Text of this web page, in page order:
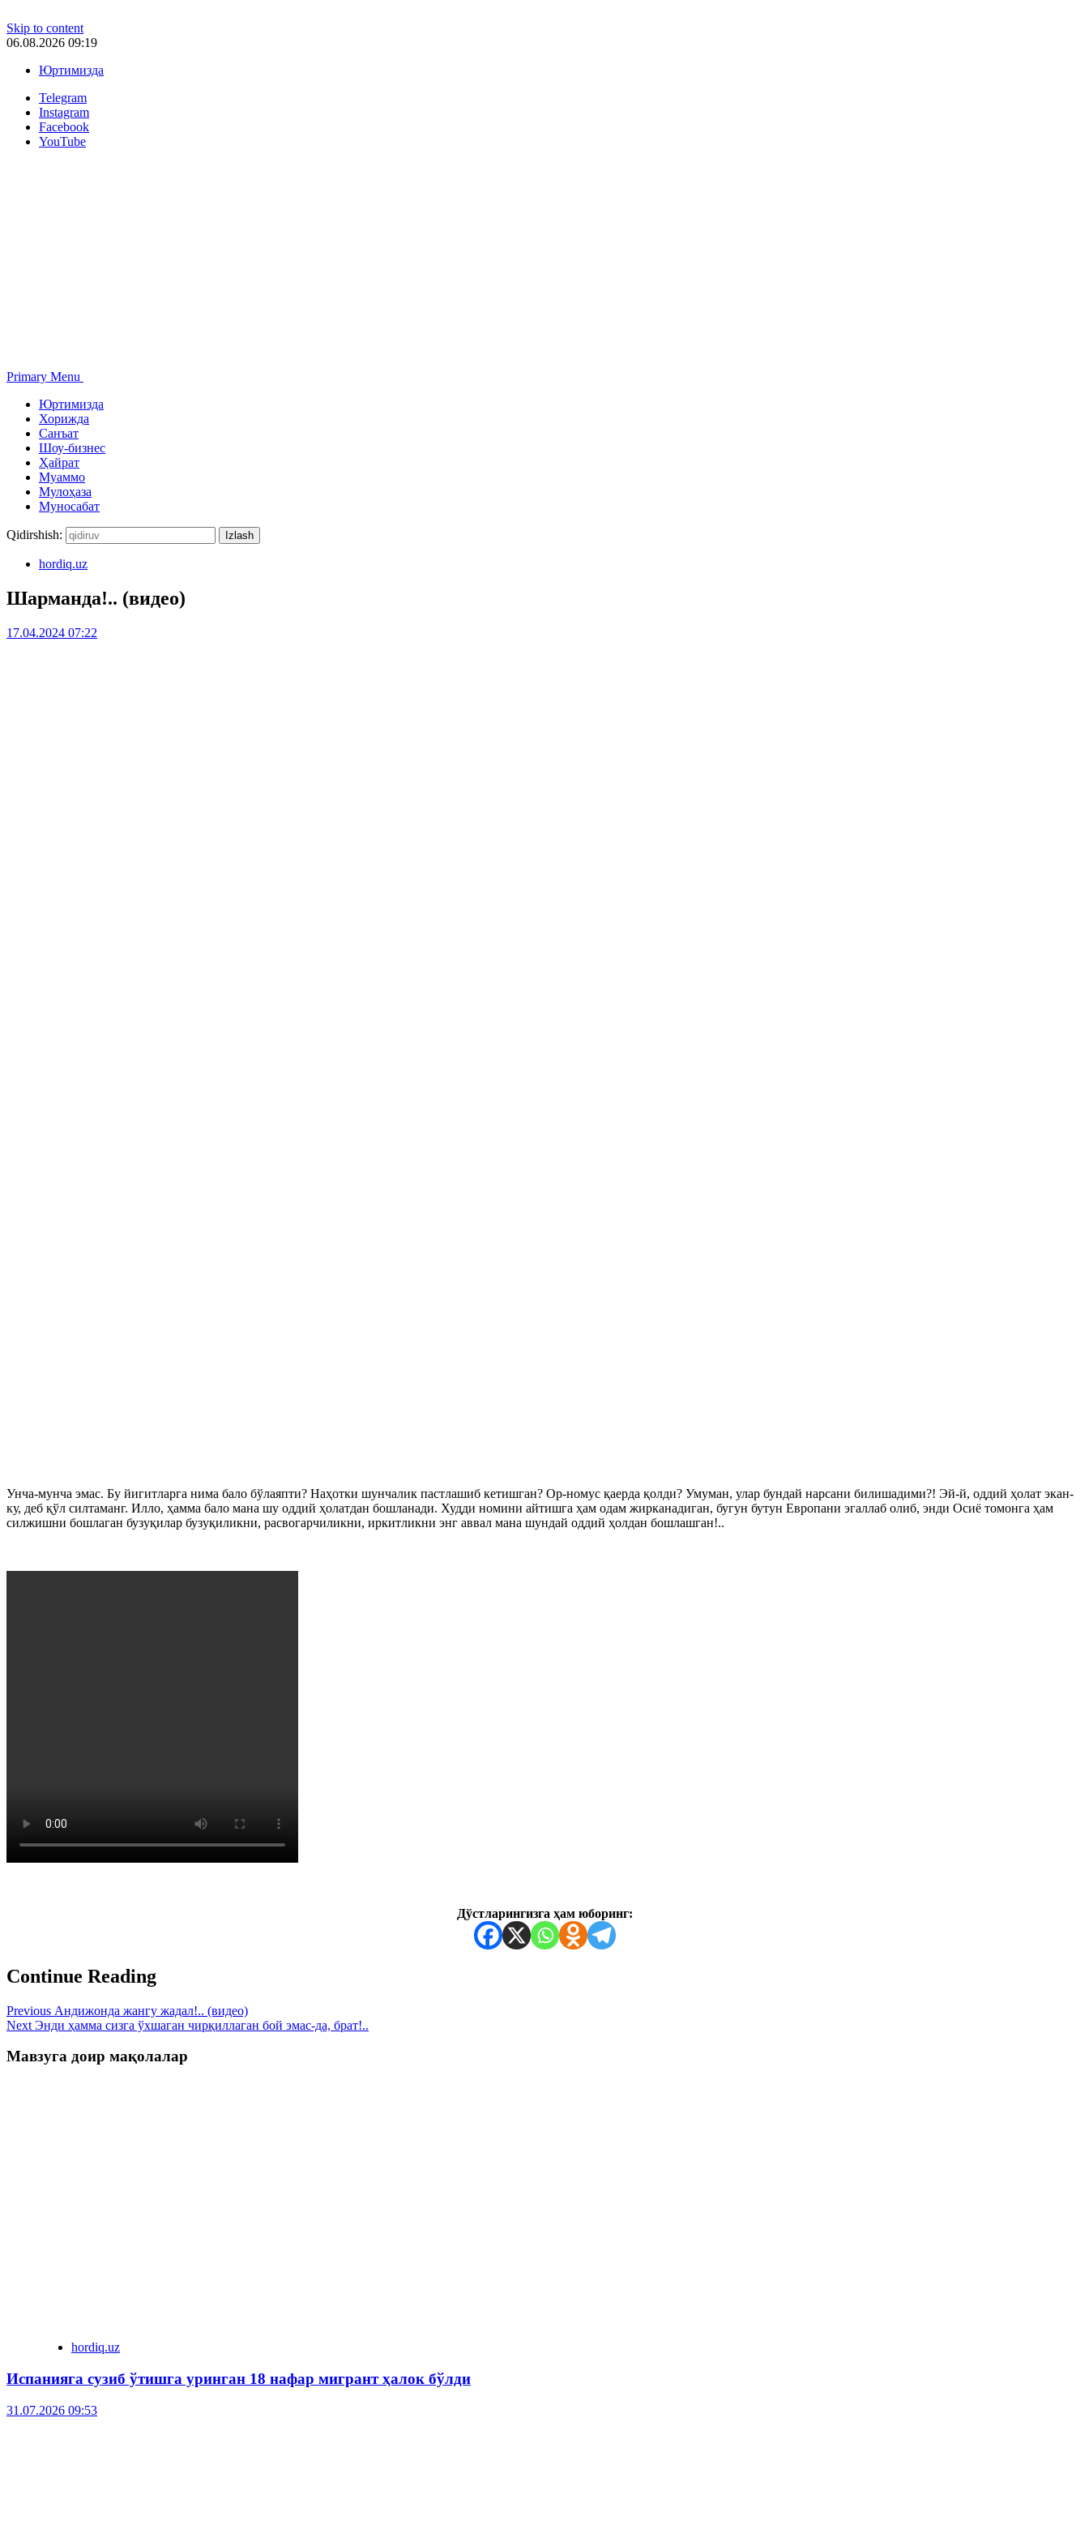
Skip to content
06.08.2026 09:19
Юртимизда
Telegram
Instagram
Facebook
YouTube
Primary Menu
Юртимизда
Хорижда
Санъат
Шоу-бизнес
Ҳайрат
Муаммо
Мулоҳаза
Муносабат
Qidirshish:
hordiq.uz
Шарманда!.. (видео)
17.04.2024 07:22
Унча-мунча эмас. Бу йигитларга нима бало бўлаяпти? Наҳотки шунчалик пастлашиб кетишган? Ор-номус қаерда қолди? Умуман, улар бундай нарсани билишадими?! Эй-й, оддий ҳолат экан-
ку, деб қўл силтаманг. Илло, ҳамма бало мана шу оддий ҳолатдан бошланади. Худди номини айтишга ҳам одам жирканадиган, бугун бутун Европани эгаллаб олиб, энди Осиё томонга ҳам
силжишни бошлаган бузуқилар бузуқиликни, расвогарчиликни, иркитликни энг аввал мана шундай оддий ҳолдан бошлашган!..
Дўстларингизга ҳам юборинг:
Continue Reading
Previous Андижонда жангу жадал!.. (видео)
Next Энди ҳамма сизга ўхшаган чирқиллаган бой эмас-да, брат!..
Мавзуга доир мақолалар
hordiq.uz
Испанияга сузиб ўтишга уринган 18 нафар мигрант ҳалок бўлди
31.07.2026 09:53